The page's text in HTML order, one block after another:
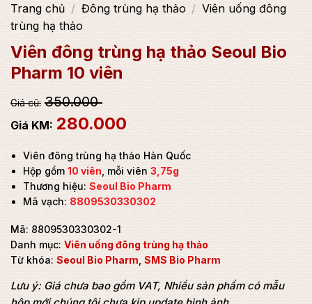
Trang chủ / Đông trùng hạ thảo / Viên uống đông
trùng hạ thảo
Viên đông trùng hạ thảo Seoul Bio
Pharm 10 viên
350.000
280.000
Viên đông trùng hạ thảo Hàn Quốc
Hộp gồm10 viên , mỗi viên3,75g
Thương hiệu:Seoul Bio Pharm
Mã vạch: 8809530330302
Mã: 8809530330302-1
Danh mục: Viên uống đông trùng hạ thảo
Từ khóa: Seoul Bio Pharm, SMS Bio Pharm
Lưu ý: Giá chưa bao gồm VAT, Nhiều sản phẩm có mẫu